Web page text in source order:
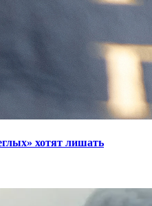
хотят лишать